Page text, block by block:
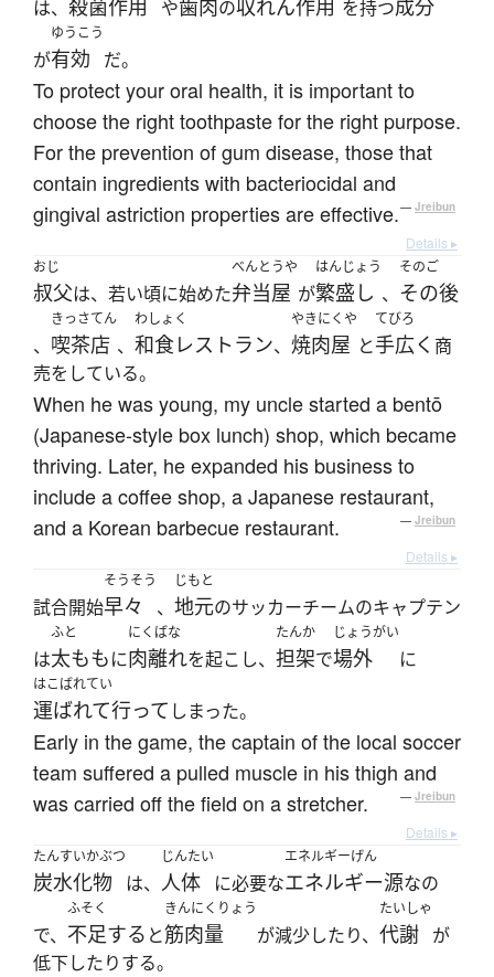
は、 殺菌作用 や歯肉の収れん作用 を持つ成分
が
ゆうこう
有効 だ。
To protect your oral health, it is important to
choose the right toothpaste for the right purpose.
For the prevention of gum disease, those that
contain ingredients with bacteriocidal and
gingival astriction properties are effective.— Jreibun
Details ▸
おじ
叔父は、若い頃に始めた
べんとうや
弁当屋 が
はんじょう
繁盛し 、
そのご
その後
、
きっさてん
喫茶店 、
わしょく
和食レストラン、
やきにくや
焼肉屋 と
てびろ
手広く 商
売をしている。
When he was young, my uncle started a bentō
(Japanese-style box lunch) shop, which became
thriving. Later, he expanded his business to
include a coffee shop, a Japanese restaurant,
and a Korean barbecue restaurant.
— Jreibun
Details ▸
試合開始
そうそう
早々 、
じもと
地元のサッカーチームのキャプテン
は
ふと
太ももに
にくばな
肉離れを起こし、
たんか
担架で
じょうがい
場外 に
はこばれてい
運ばれて行って しまった。
Early in the game, the captain of the local soccer
team suffered a pulled muscle in his thigh and
was carried off the field on a stretcher.
— Jreibun
Details ▸
たんすいかぶつ
炭水化物 は、
じんたい
人体 に必要な
エネルギーげん
エネルギー源なの
で、
ふそく
不足する と
きんにくりょう
筋肉量 が減少したり、
たいしゃ
代謝 が
低下したりする。